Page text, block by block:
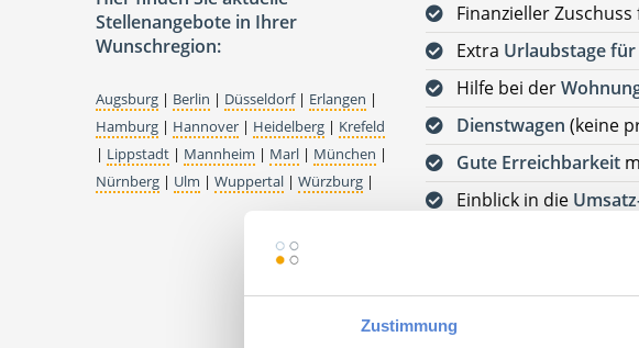
Zustimmung
Finanzieller
Extra Urlaubstage
Hilfe bei der
Dienstwagen (keine
Gute Erreichbarkeit
Einblick in die
Stellenangebote in Ihrer
Wunschregion:
Augsburg | Berlin | Düsseldorf| Erlangen |
Hamburg | Hannover | Heidelberg | Krefeld
| Lippstadt | Mannheim | Marl | München |
Nürnberg | Ulm | Wuppertal | Würzburg |